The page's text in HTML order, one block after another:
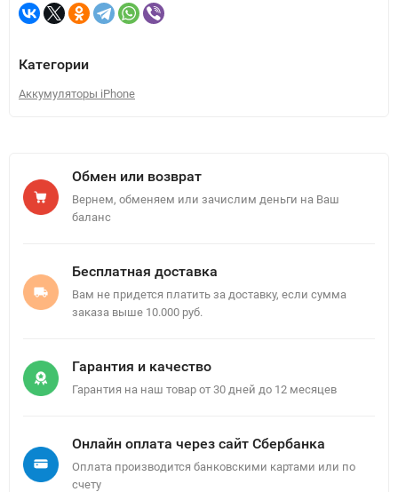
Категории
Аккумуляторы iPhone
Обмен или возврат
Вернем, обменяем или зачислим деньги на Ваш
баланс
Бесплатная доставка
Вам не придется платить за доставку, если сумма
заказа выше 10.000 руб.
Гарантия и качество
Гарантия на наш товар от 30 дней до 12 месяцев
Онлайн оплата через сайт Сбербанка
Оплата производится банковскими картами или по
счету